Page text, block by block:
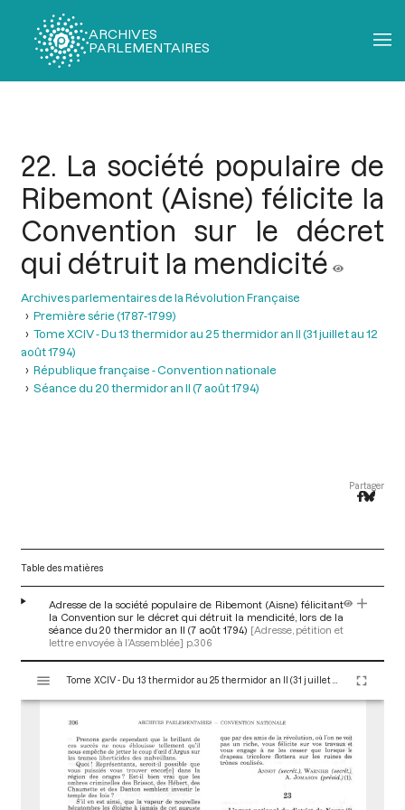
ARCHIVES
PARLEMENTAIRES
22. La société populaire de
Ribemont (Aisne) félicite la
Convention sur le décret
qui détruit la mendicité
Archives parlementaires de la Révolution Française
Première série (1787-1799)
Tome XCIV - Du 13 thermidor au 25 thermidor an II (31 juillet au 12
août 1794)
République française - Convention nationale
Séance du 20 thermidor an II (7 août 1794)
Partager
Table des matières
Adresse de la société populaire de Ribemont (Aisne) félicitant
la Convention sur le décret qui détruit la mendicité, lors de la
séance du 20 thermidor an II (7 août 1794) [Adresse, pétition et
lettre envoyée à l’Assemblée] p.306
s